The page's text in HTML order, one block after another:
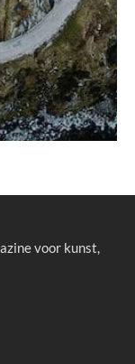
voor kunst,